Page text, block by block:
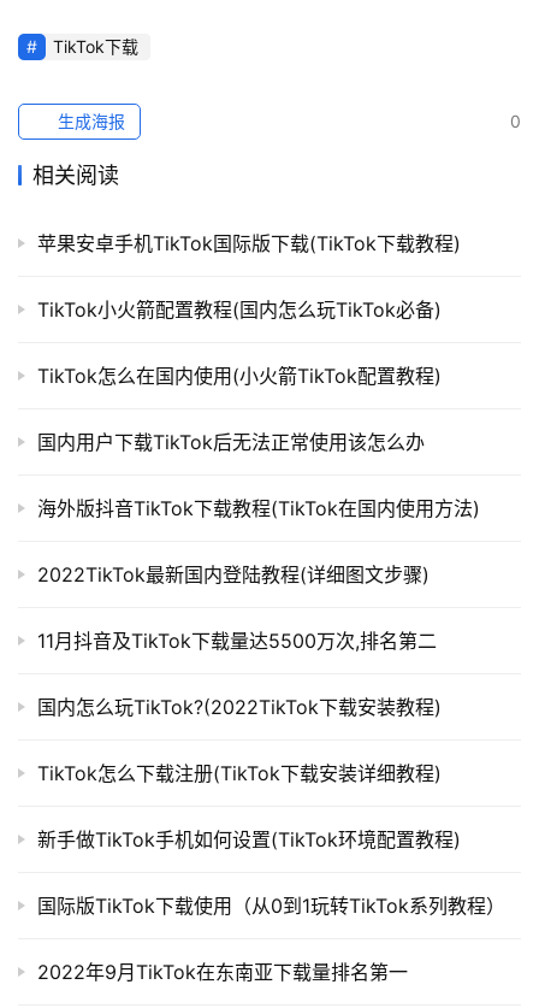
TikTok下载
0
生成海报
相关阅读
苹果安卓手机TikTok国际版下载(TikTok下载教程)
TikTok小火箭配置教程(国内怎么玩TikTok必备)
TikTok怎么在国内使用(小火箭TikTok配置教程)
国内用户下载TikTok后无法正常使用该怎么办
海外版抖音TikTok下载教程(TikTok在国内使用方法)
2022TikTok最新国内登陆教程(详细图文步骤)
11月抖音及TikTok下载量达5500万次,排名第二
国内怎么玩TikTok?(2022TikTok下载安装教程)
TikTok怎么下载注册(TikTok下载安装详细教程)
新手做TikTok手机如何设置(TikTok环境配置教程)
国际版TikTok下载使用（从0到1玩转TikTok系列教程）
2022年9月TikTok在东南亚下载量排名第一